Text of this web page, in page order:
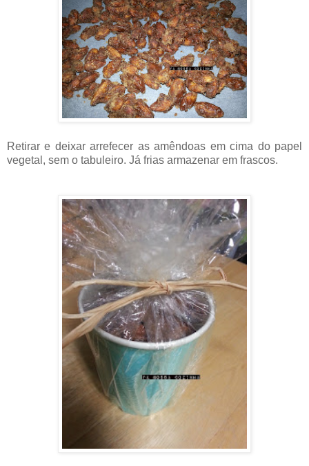
Retirar e deixar arrefecer as amêndoas em cima do papel
vegetal, sem o tabuleiro. Já frias armazenar em frascos.